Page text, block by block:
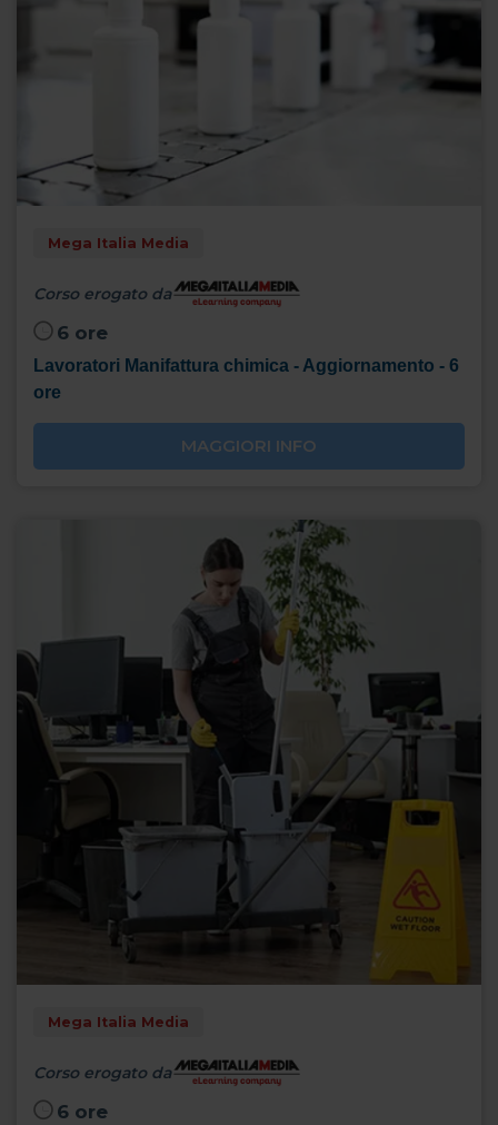
Mega Italia Media
Corso erogato da
6 ore
Lavoratori Manifattura chimica - Aggiornamento - 6
ore
MAGGIORI INFO
Mega Italia Media
Corso erogato da
6 ore